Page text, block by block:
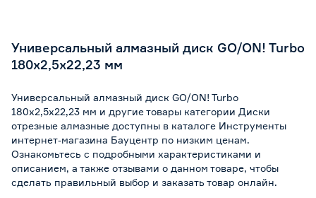
Универсальный алмазный диск GO/ON! Turbo
180x2,5x22,23 мм
Универсальный алмазный диск GO/ON! Turbo
180x2,5x22,23 мм и другие товары категории Диски
отрезные алмазные доступны в каталоге Инструменты
интернет-магазина Бауцентр по низким ценам.
Ознакомьтесь с подробными характеристиками и
описанием, а также отзывами о данном товаре, чтобы
сделать правильный выбор и заказать товар онлайн.